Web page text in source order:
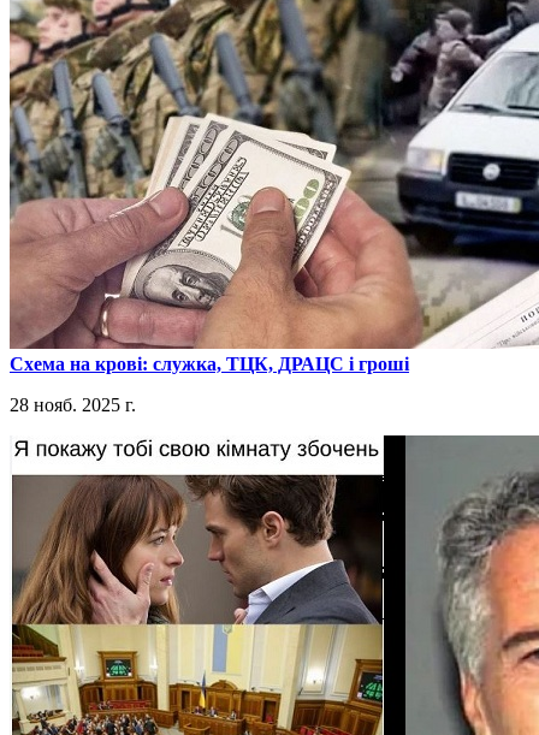
​Схема на крові: служка, ТЦК, ДРАЦС і гроші
28 нояб. 2025 г.